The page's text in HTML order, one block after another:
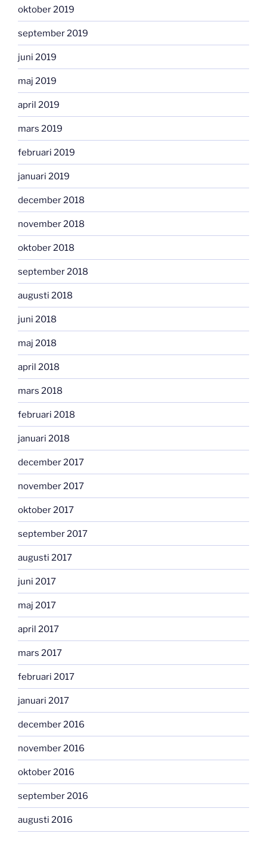
oktober 2019
september 2019
juni 2019
maj 2019
april 2019
mars 2019
februari 2019
januari 2019
december 2018
november 2018
oktober 2018
september 2018
augusti 2018
juni 2018
maj 2018
april 2018
mars 2018
februari 2018
januari 2018
december 2017
november 2017
oktober 2017
september 2017
augusti 2017
juni 2017
maj 2017
april 2017
mars 2017
februari 2017
januari 2017
december 2016
november 2016
oktober 2016
september 2016
augusti 2016